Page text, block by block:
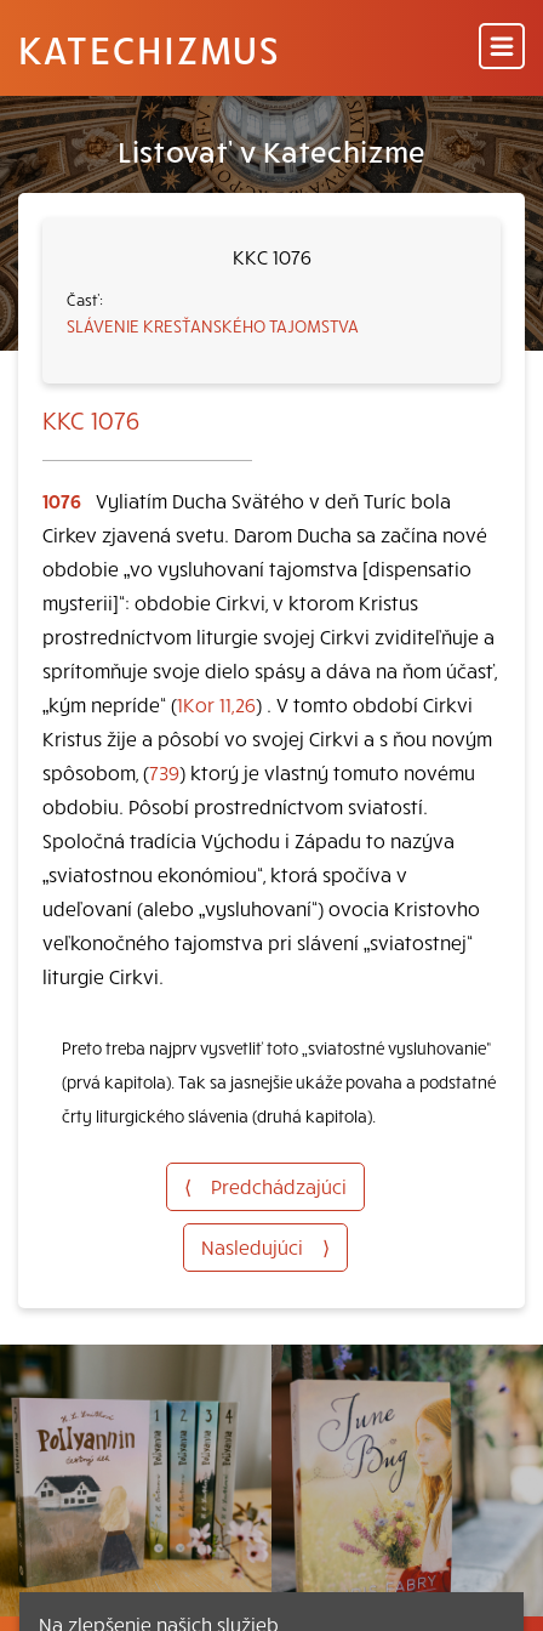
KATECHIZMUS
Listovať v Katechizme
KKC 1076
SLÁVENIE KRESŤANSKÉHO TAJOMSTVA
KKC 1076
1076 Vyliatím Ducha Svätého v deň Turíc bola
Cirkev zjavená svetu. Darom Ducha sa začína nové
obdobie „vo vysluhovaní tajomstva [dispensatio
mysterii]“: obdobie Cirkvi, v ktorom Kristus
prostredníctvom liturgie svojej Cirkvi zviditeľňuje a
sprítomňuje svoje dielo spásy a dáva na ňom účasť,
„kým nepríde“ (1Kor 11,26) . V tomto období Cirkvi
Kristus žije a pôsobí vo svojej Cirkvi a s ňou novým
spôsobom, (739) ktorý je vlastný tomuto novému
obdobiu. Pôsobí prostredníctvom sviatostí.
Spoločná tradícia Východu i Západu to nazýva
„sviatostnou ekonómiou“, ktorá spočíva v
udeľovaní (alebo „vysluhovaní“) ovocia Kristovho
veľkonočného tajomstva pri slávení „sviatostnej“
liturgie Cirkvi.
Preto treba najprv vysvetliť toto „sviatostné vysluhovanie“
(prvá kapitola). Tak sa jasnejšie ukáže povaha a podstatné
črty liturgického slávenia (druhá kapitola).
⟨ Predchádzajúci
Nasledujúci ⟩
Na zlepšenie našich služieb